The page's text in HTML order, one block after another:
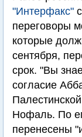
"Интерфакс"
переговоры
которые
сентября,
срок. "Вы
согласие
Нофаль. По
перенесены